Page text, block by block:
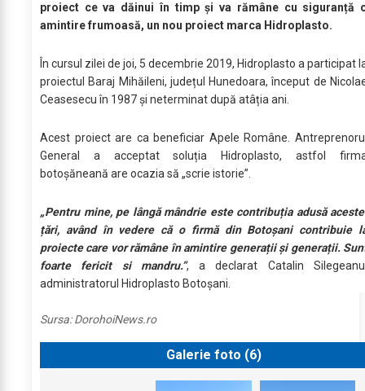
proiect ce va dăinui în timp și va rămâne cu siguranță
amintire frumoasă, un nou proiect marca Hidroplasto.
În cursul zilei de joi, 5 decembrie 2019, Hidroplasto a participat
proiectul Baraj Mihăileni, județul Hunedoara, început de
Ceasesecu în 1987 și neterminat după atâția ani.
Acest proiect are ca beneficiar Apele Române.
General a acceptat soluția Hidroplasto, astfol
botoșăneană are ocazia să „scrie istorie”.
„Pentru mine, pe lângă mândrie este contribuția adusă
țări, având în vedere că o firmă din Botoșani contribuie
proiecte care vor rămâne în amintire generații și generații.
foarte fericit si mandru.”, a declarat Catalin
administratorul Hidroplasto Botoșani.
Sursa:DorohoiNews.ro
Galerie foto (6)